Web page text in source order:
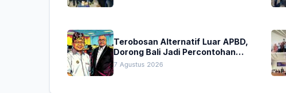
Terobosan Alternatif Luar APBD,
Dorong Bali Jadi Percontohan
Nasional Pembiayaan Daerah
7 Agustus 2026